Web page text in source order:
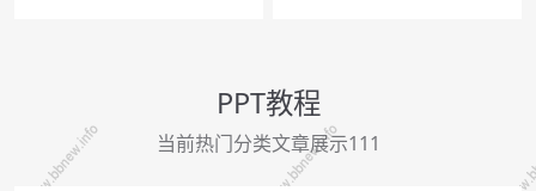
PPT教程
当前热门分类文章展示111